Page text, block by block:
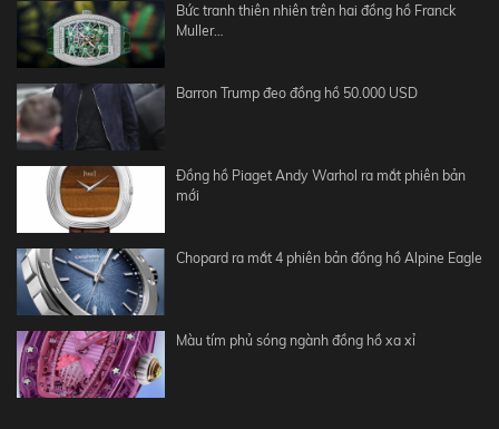
Bức tranh thiên nhiên trên hai đồng hồ Franck
Muller…
Barron Trump đeo đồng hồ 50.000 USD
Đồng hồ Piaget Andy Warhol ra mắt phiên bản
mới
Chopard ra mắt 4 phiên bản đồng hồ Alpine Eagle
Màu tím phủ sóng ngành đồng hồ xa xỉ